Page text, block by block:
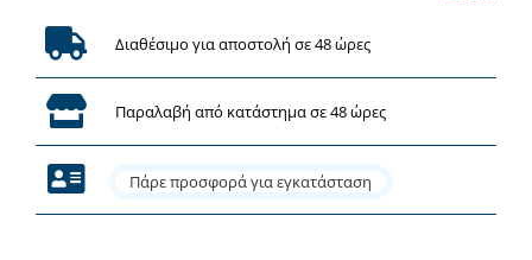
Διαθέσιμο για αποστολή σε 48 ώρες
Παραλαβή από κατάστημα σε 48 ώρες
Πάρε προσφορά για εγκατάσταση